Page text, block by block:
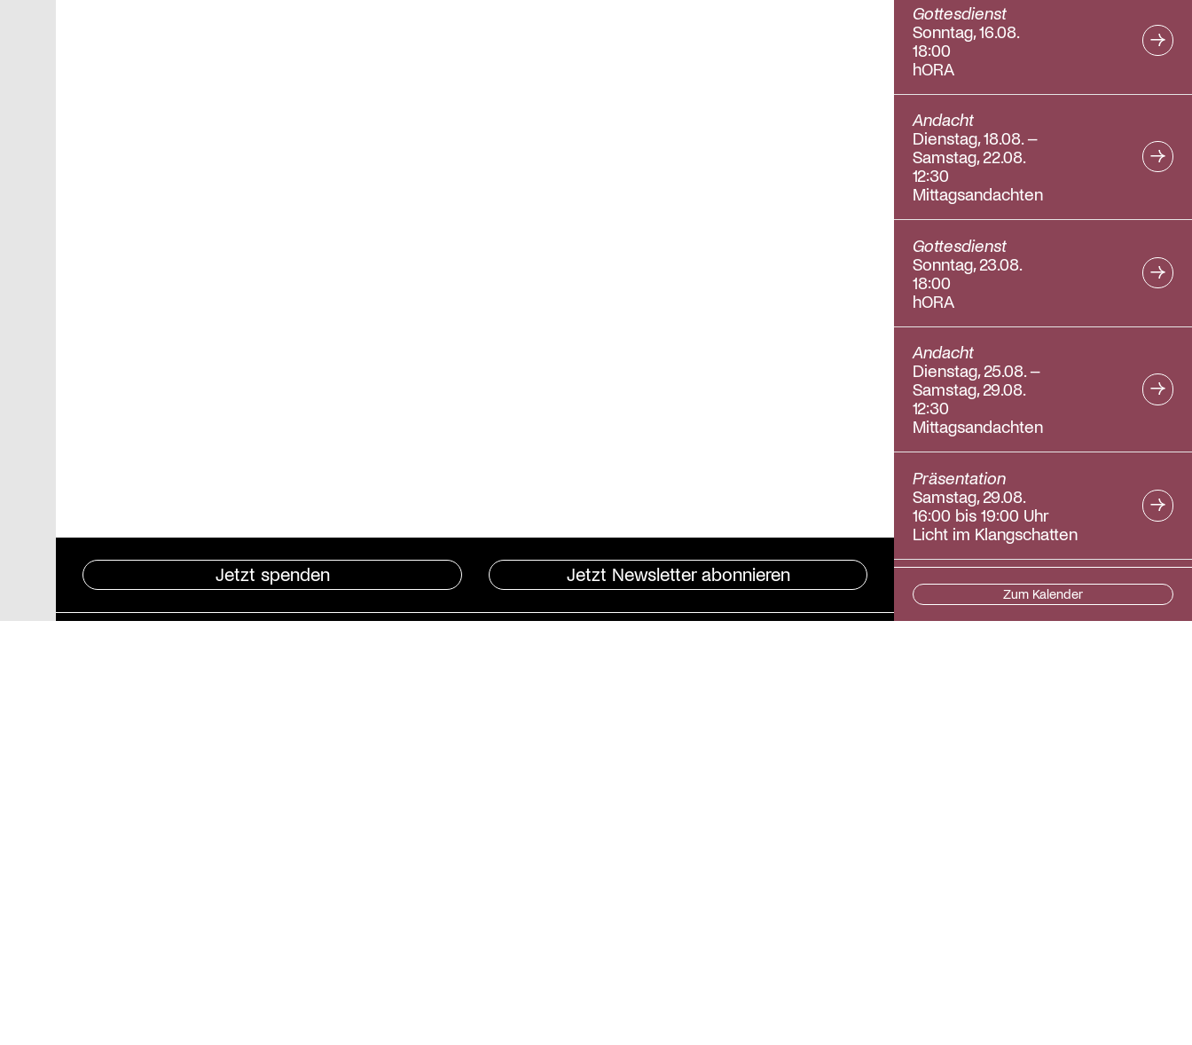
Jetzt spenden Jetzt Newsletter abonnieren
Gottesdienst
Sonntag, 16.08.
18:00
hORA
Andacht
Dienstag, 18.08. –
Samstag, 22.08.
12:30
Mittagsandachten
Gottesdienst
Sonntag, 23.08.
18:00
hORA
Andacht
Dienstag, 25.08. –
Samstag, 29.08.
12:30
Mittagsandachten
Präsentation
Samstag, 29.08.
16:00 bis 19:00 Uhr
Licht im Klangschatten
Zum Kalender